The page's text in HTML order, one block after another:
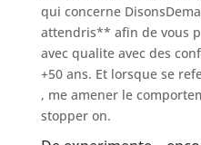
qui concerne
attendris** afin de vous
avec qualite avec des
+50 ans. Et lorsque se
, me amener le
stopper on.